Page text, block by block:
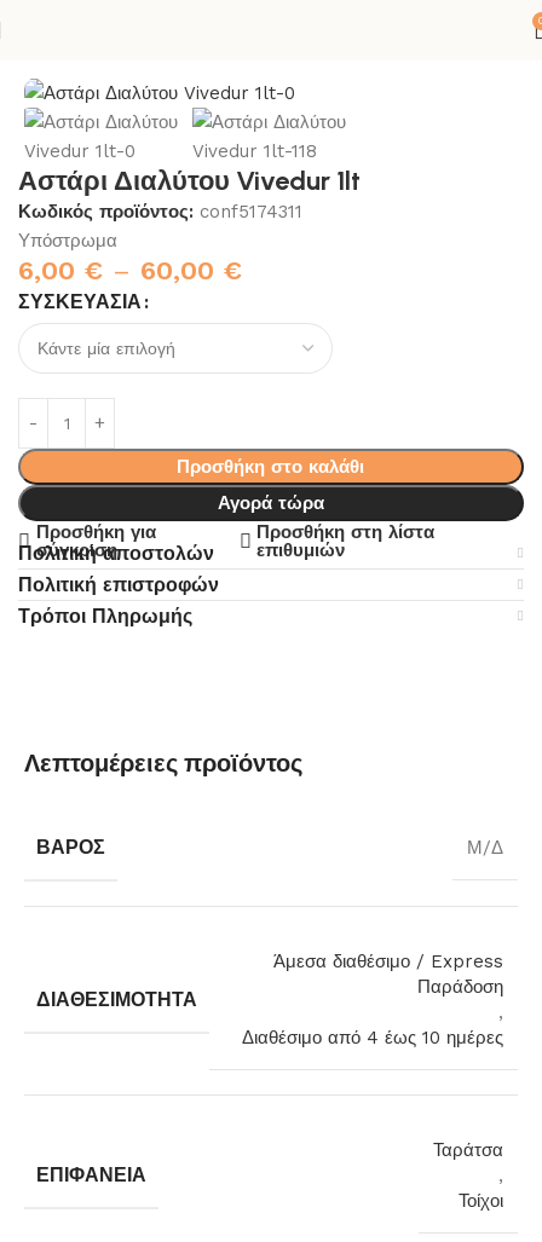
Αστάρι Διαλύτου Vivedur 1lt
Κωδικός προϊόντος: conf5174311
Υπόστρωμα
6,00 € – 60,00 €
ΣΥΣΚΕΥΑΣΊΑ
Προσθήκη στο καλάθι
Αγορά τώρα
Προσθήκη για
σύγκριση
Προσθήκη στη λίστα
επιθυμιών
Πολιτική αποστολών
Πολιτική επιστροφών
Τρόποι Πληρωμής
Λεπτομέρειες προϊόντος
ΒΆΡΟΣ Μ/Δ
ΔΙΑΘΕΣΙΜΌΤΗΤΑ
Άμεσα διαθέσιμο / Express
Παράδοση
,
Διαθέσιμο από 4 έως 10 ημέρες
ΕΠΙΦΆΝΕΙΑ
Ταράτσα
,
Τοίχοι